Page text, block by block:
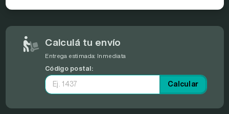
Calculá tu envío
Entrega estimada: Inmediata
Código postal:
Calcular